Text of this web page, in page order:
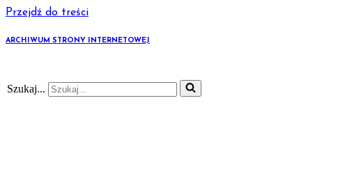
Przejdź do treści
ARCHIWUM STRONY INTERNETOWEJ
Szukaj...